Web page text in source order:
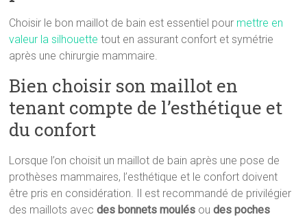
Choisir le bon maillot de bain est essentiel pour mettre en
valeur la silhouette tout en assurant confort et symétrie
après une chirurgie mammaire.
Bien choisir son maillot en
tenant compte de l’esthétique et
du confort
Lorsque l’on choisit un maillot de bain après une pose de
prothèses mammaires, l’esthétique et le confort doivent
être pris en considération. Il est recommandé de privilégier
des maillots avecdes bonnets moulés oudes poches